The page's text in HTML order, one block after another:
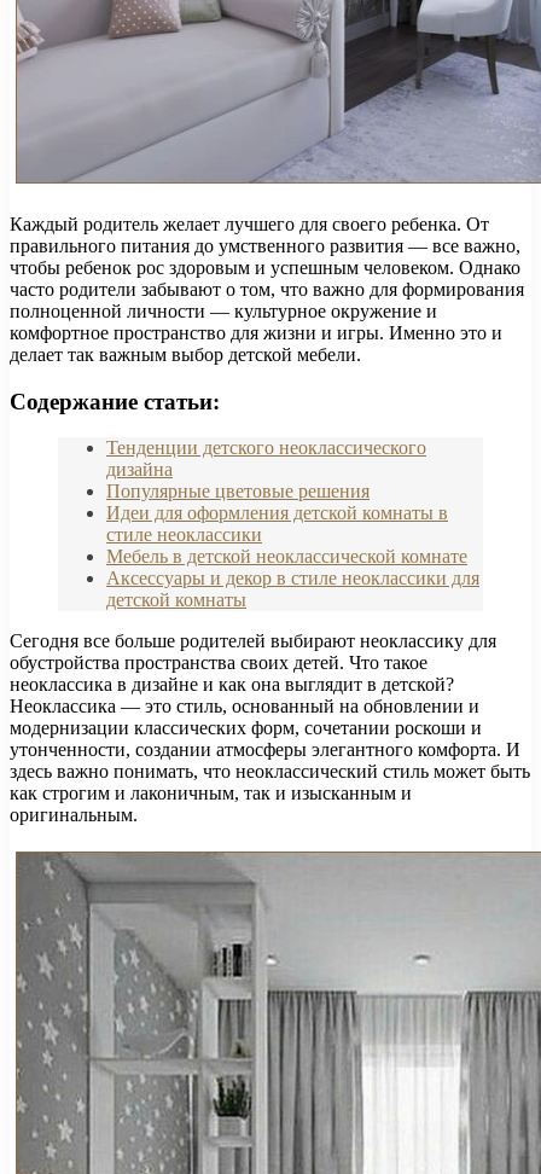
Каждый родитель желает лучшего для своего ребенка. От
правильного питания до умственного развития — все важно,
чтобы ребенок рос здоровым и успешным человеком. Однако
часто родители забывают о том, что важно для формирования
полноценной личности — культурное окружение и
комфортное пространство для жизни и игры. Именно это и
делает так важным выбор детской мебели.
Содержание статьи:
Тенденции детского неоклассического
дизайна
Популярные цветовые решения
Идеи для оформления детской комнаты в
стиле неоклассики
Мебель в детской неоклассической комнате
Аксессуары и декор в стиле неоклассики для
детской комнаты
Сегодня все больше родителей выбирают неоклассику для
обустройства пространства своих детей. Что такое
неоклассика в дизайне и как она выглядит в детской?
Неоклассика — это стиль, основанный на обновлении и
модернизации классических форм, сочетании роскоши и
утонченности, создании атмосферы элегантного комфорта. И
здесь важно понимать, что неоклассический стиль может быть
как строгим и лаконичным, так и изысканным и
оригинальным.